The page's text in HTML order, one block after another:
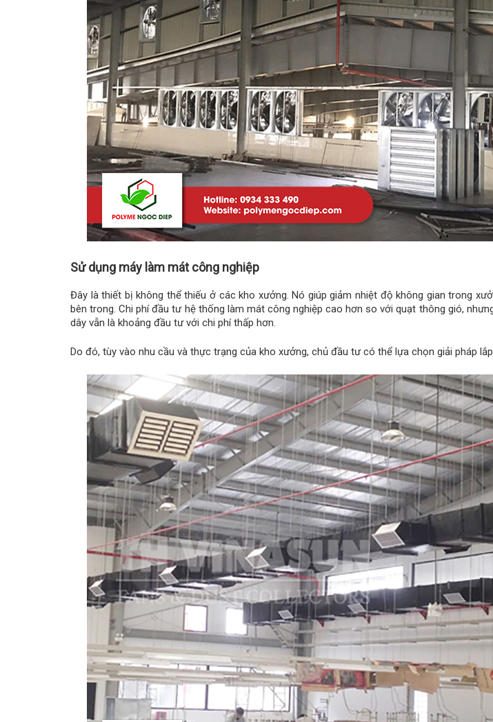
Sử dụng máy làm mát công nghiệp
Đây là thiết bị không thể thiếu ở các kho xưởng. Nó giúp giảm nhiệt độ không gian trong
bên trong. Chi phí đầu tư hệ thống làm mát công nghiệp cao hơn so với quạt thông gió,
dây vẫn là khoảng đầu tư với chi phí thấp hơn.
Do đó, tùy vào nhu cầu và thực trạng của kho xưởng, chủ đầu tư có thể lựa chọn giải pháp